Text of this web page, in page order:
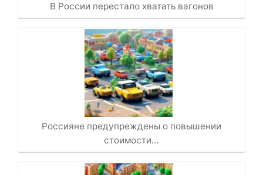
В России перестало хватать вагонов
Россияне предупреждены о повышении
стоимости…